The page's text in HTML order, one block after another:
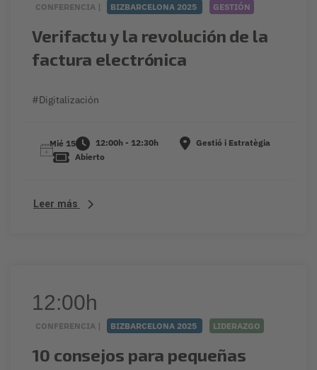
CONFERENCIA | BIZBARCELONA 2025 GESTIÓN
Verifactu y la revolución de la
factura electrónica
#Digitalización
Mié 15 12:00h - 12:30h
Gestió i Estratègia
Abierto
Leer más
12:00h
CONFERENCIA | BIZBARCELONA 2025 LIDERAZGO
10 consejos para pequeñas